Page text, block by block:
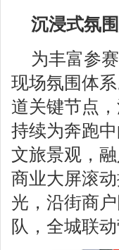
沉浸式氛
为丰富参
现场氛围体
道关键节点
持续为奔跑
文旅景观，
商业大屏滚
光，沿街商
队，全城联